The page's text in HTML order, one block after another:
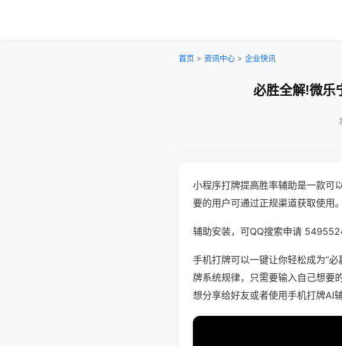
首页 > 资讯中心 > 企业快讯
必胜全解!微乐
小程序打牌提高胜率辅助是一款可
要的用户可通过正规渠道获取使用。
辅助安装，可QQ搜索申请
手机打牌可以一键让你轻松成为“
牌系统规律，只需要输入自己想要
想分享给好友或者使用手机打牌AI